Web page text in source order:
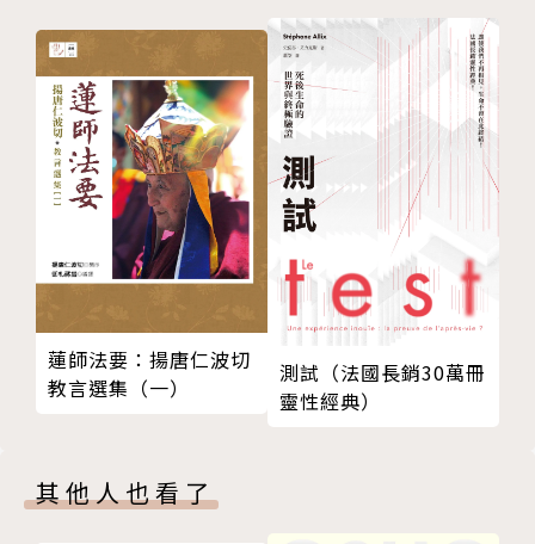
/作者簡介/
張證豪
"國立政治大學宗教研究所宗教學博士，近年主要的研
究是新約希臘文、希臘教父與當代基督教的神化教義，
並撰寫與希臘文研究相關的論文。
已出版著作：
（張證豪、郭承天、周復初、劉瑋倫著，2020年，聖
經資源中心出版）
《改變形像：中國基督教本土與全球發展》
中心出版）"
第一節 神化的核心架構與重要內容
第二節 「神化人者——『神』」：祂是怎樣的一位？
第三節 「被神化者——『人』」：人成為神的意義為
何？
第四節 「神化的實踐方法」：人要如何成為神？
第四章 李常受的神化論述發展歷程、基本內容與其特
第一節 李常受在發展神化論述前的主要教義與其發展
第二節 神化歷史與教義沿革的概述
第三節 神化交換公式的特色——「但不在神格上」與
十二篇6節
第五節 神經綸的目標是神化——從個人到團體的終極
蓮師法要：揚唐仁波切
教言選集（一）
測試（法國長銷30萬冊
靈性經典）
其他人也看了